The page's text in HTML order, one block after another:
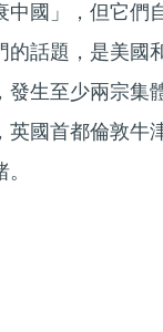
中國」，但它們
的話題，是美國
發生至少兩宗集
英國首都倫敦牛